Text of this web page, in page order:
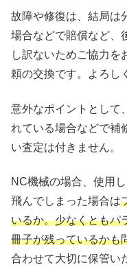
故障や修復は、結局は
場合などで賠償など、
し訳ないためご協力を
頼の交換です。よろし
意外なポイントとして
れている場合などで補
い査定は付きません。
NC機械の場合、使用
飛んでしまった場合は
いるか。少なくともパ
冊子が残っているかも
合わせて大切に保管い